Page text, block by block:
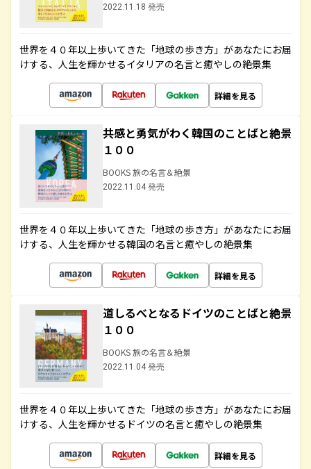
2022.11.18 発売
世界を４０年以上歩いてきた「地球の歩き方」があなたにお届
けする、人生を輝かせるイタリアの名言と癒やしの絶景集
詳細を見る
共感と勇気がわく韓国のことばと絶景
１００
BOOKS 旅の名言＆絶景
2022.11.04 発売
世界を４０年以上歩いてきた「地球の歩き方」があなたにお届
けする、人生を輝かせる韓国の名言と癒やしの絶景集
詳細を見る
道しるべとなるドイツのことばと絶景
１００
BOOKS 旅の名言＆絶景
2022.11.04 発売
世界を４０年以上歩いてきた「地球の歩き方」があなたにお届
けする、人生を輝かせるドイツの名言と癒やしの絶景集
詳細を見る